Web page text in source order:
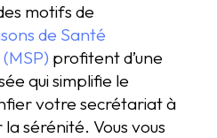
motifs de
de Santé
profitent d’une
qui simplifie le
votre secrétariat à
la sérénité. Vous vous